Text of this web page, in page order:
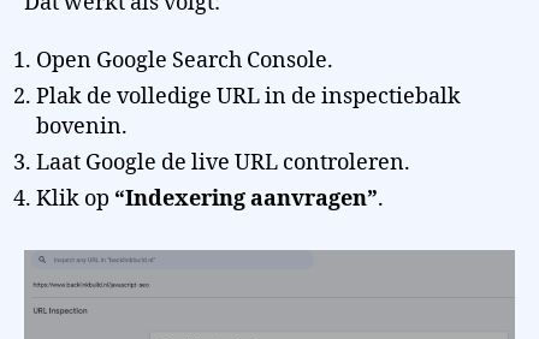
Open Google Search Console.
Plak de volledige URL in de inspectiebalk
bovenin.
Laat Google de live URL controleren.
Klik op “Indexering aanvragen”.